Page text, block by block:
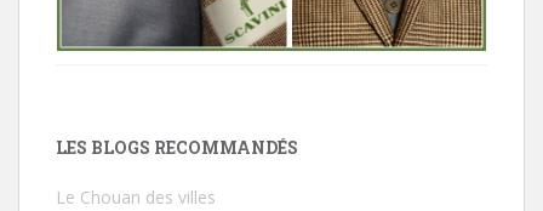
LES BLOGS RECOMMANDÉS
Le Chouan des villes